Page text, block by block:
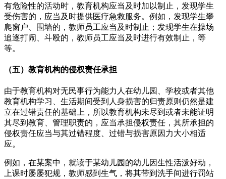
有危险性的活动时，教育机构应当及时加以制止，发现学生
受伤害的，应当及时提供医疗急救服务。例如，发现学生攀
爬窗户、围墙的，教师员工应当及时制止；发现学生在操场
追逐打闹、斗殴的，教师员工应当及时进行有效制止，等
等。
（五）教育机构的侵权责任承担
由于教育机构对无民事行为能力人在幼儿园、学校或者其他
教育机构学习、生活期间受到人身损害的归责原则仍然是建
立在过错责任的基础上，所以教育机构未尽到或者未能证明
其尽到教育、管理职责的，应当承担侵权责任，其所承担的
侵权责任应当与其过错程度、过错与损害原因力大小相适
应。
例如，在某案中，就读于某幼儿园的幼儿因生性活泼好动，
上课时屡屡犯规，教师感到生气，将其带到洗手间进行罚站